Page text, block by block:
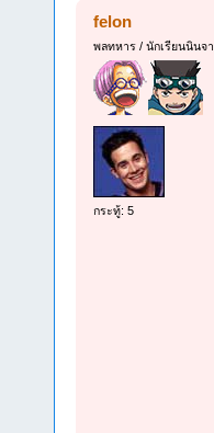
felon
พลทหาร / นักเรียนนินจา
กระทู้: 5